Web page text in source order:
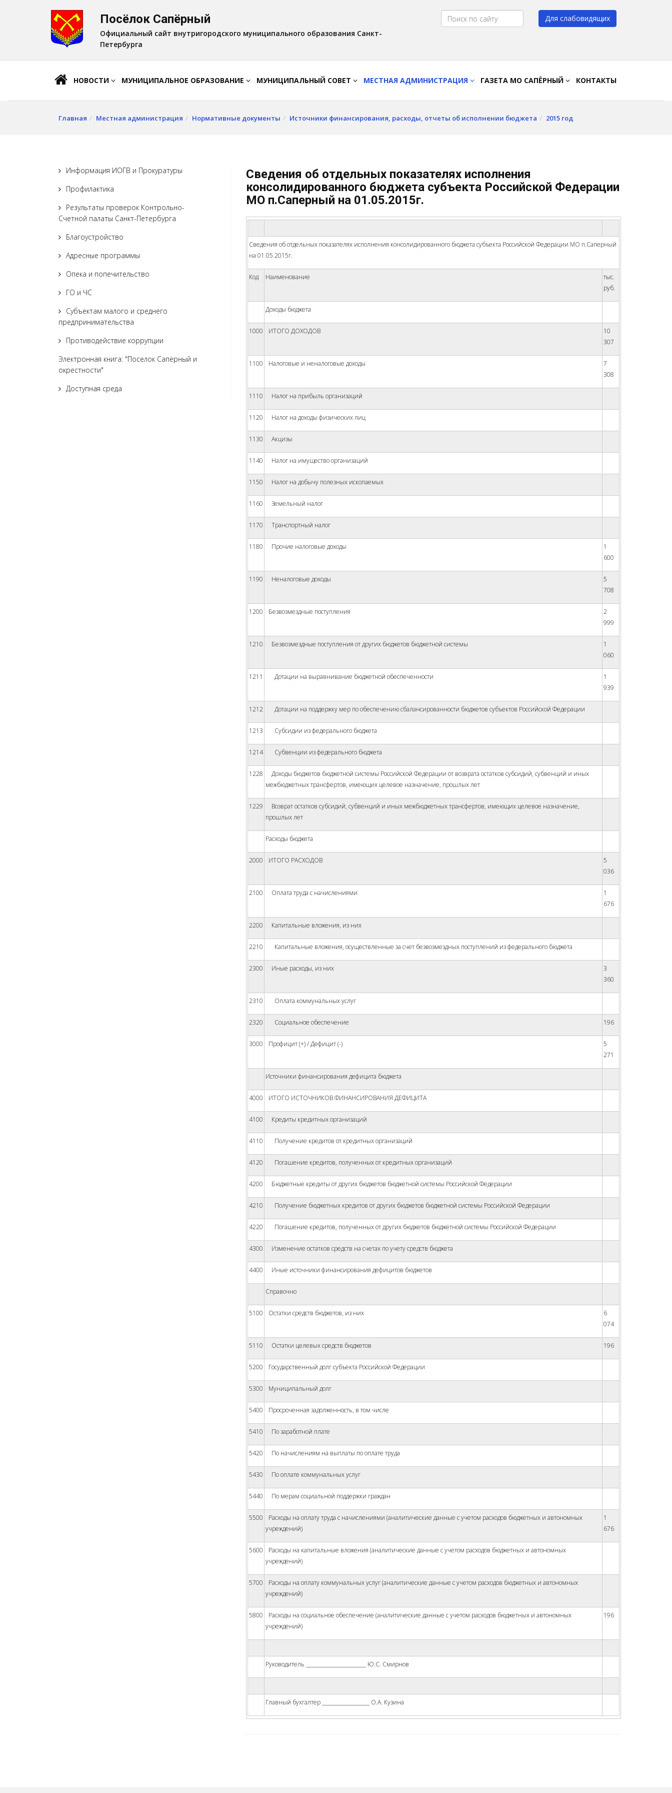
Шрифт:
A A Цвет:A A A A
Посёлок Сапёрный
Официальный сайт внутригородского муниципального образования Санкт-
Петербурга
Для слабовидящих
НОВОСТИ МУНИЦИПАЛЬНОЕ ОБРАЗОВАНИЕ МУНИЦИПАЛЬНЫЙ СОВЕТ МЕСТНАЯ АДМИНИСТРАЦИЯ ГАЗЕТА МО САПЁРНЫЙ КОНТАКТЫ
Главная Местная администрация Нормативные документы Источники финансирования, расходы, отчеты об исполнении бюджета 2015 год
Информация ИОГВ и Прокуратуры
Профилактика
Результаты проверок Контрольно-
Счетной палаты Санкт-Петербурга
Благоустройство
Адресные программы
Опека и попечительство
ГО и ЧС
Субъектам малого и среднего
предпринимательства
Противодействие коррупции
Электронная книга: "Поселок Сапёрный и
окрестности"
Доступная среда
Сведения об отдельных показателях исполнения
консолидированного бюджета субъекта Российской Федерации
МО п.Саперный на 01.05.2015г.
Сведения об отдельных показателях исполнения консолидированного бюджета субъекта Российской Федерации МО п.Саперный
на 01.05.2015г.
Код Наименование
тыс.
руб.
Доходы бюджета
1000 ИТОГО ДОХОДОВ
10
307
1100 Налоговые и неналоговые доходы
7
308
1110 Налог на прибыль организаций
1120 Налог на доходы физических лиц
1130 Акцизы
1140 Налог на имущество организаций
1150 Налог на добычу полезных ископаемых
1160 Земельный налог
1170 Транспортный налог
1180 Прочие налоговые доходы
1
600
1190 Неналоговые доходы
5
708
1200 Безвозмездные поступления
2
999
1210 Безвозмездные поступления от других бюджетов бюджетной системы
1
060
1211 Дотации на выравнивание бюджетной обеспеченности
1
939
1212 Дотации на поддержку мер по обеспечению сбалансированности бюджетов субъектов Российской Федерации
1213 Субсидии из федерального бюджета
1214 Субвенции из федерального бюджета
1228
Доходы бюджетов бюджетной системы Российской Федерации от возврата остатков субсидий, субвенций и иных
межбюджетных трансфертов, имеющих целевое назначение, прошлых лет
1229
Возврат остатков субсидий, субвенций и иных межбюджетных трансфертов, имеющих целевое назначение,
прошлых лет
Расходы бюджета
2000 ИТОГО РАСХОДОВ
5
036
2100 Оплата труда с начислениями
1
676
2200 Капитальные вложения, из них
2210 Капитальные вложения, осуществленные за счет безвозмездных поступлений из федерального бюджета
2300 Иные расходы, из них
3
360
2310 Оплата коммунальных услуг
2320 Социальное обеспечение 196
3000 Профицит (+) / Дефицит (-)
5
271
Источники финансирования дефицита бюджета
4000 ИТОГО ИСТОЧНИКОВ ФИНАНСИРОВАНИЯ ДЕФИЦИТА
4100 Кредиты кредитных организаций
4110 Получение кредитов от кредитных организаций
4120 Погашение кредитов, полученных от кредитных организаций
4200 Бюджетные кредиты от других бюджетов бюджетной системы Российской Федерации
4210 Получение бюджетных кредитов от других бюджетов бюджетной системы Российской Федерации
4220 Погашение кредитов, полученных от других бюджетов бюджетной системы Российской Федерации
4300 Изменение остатков средств на счетах по учету средств бюджета
4400 Иные источники финансирования дефицитов бюджетов
Справочно
5100 Остатки средств бюджетов, из них
6
074
5110 Остатки целевых средств бюджетов 196
5200 Государственный долг субъекта Российской Федерации
5300 Муниципальный долг
5400 Просроченная задолженность, в том числе
5410 По заработной плате
5420 По начислениям на выплаты по оплате труда
5430 По оплате коммунальных услуг
5440 По мерам социальной поддержки граждан
5500
Расходы на оплату труда с начислениями (аналитические данные с учетом расходов бюджетных и автономных
учреждений)
1
676
5600
Расходы на капитальные вложения (аналитические данные с учетом расходов бюджетных и автономных
учреждений)
5700
Расходы на оплату коммунальных услуг (аналитические данные с учетом расходов бюджетных и автономных
учреждений)
5800
Расходы на социальное обеспечение (аналитические данные с учетом расходов бюджетных и автономных
учреждений)
196
Руководитель ________________________ Ю.С. Смирнов
Главный бухгалтер ___________________ О.А. Кузина